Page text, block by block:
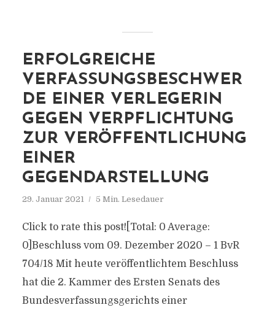
ERFOLGREICHE
VERFASSUNGSBESCHWER
DE EINER VERLEGERIN
GEGEN VERPFLICHTUNG
ZUR VERÖFFENTLICHUNG
EINER
GEGENDARSTELLUNG
29. Januar 2021 5 Min. Lesedauer
Click to rate this post![Total: 0 Average:
0]Beschluss vom 09. Dezember 2020 – 1 BvR
704/18 Mit heute veröffentlichtem Beschluss
hat die 2. Kammer des Ersten Senats des
Bundesverfassungsgerichts einer